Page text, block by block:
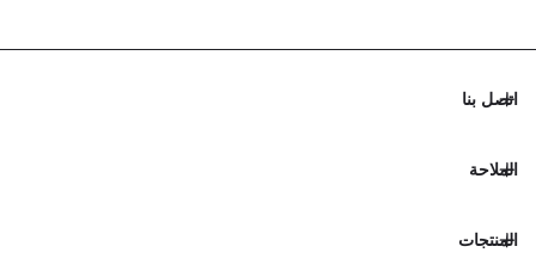
اتصل بنا
الملاحة
المنتجات